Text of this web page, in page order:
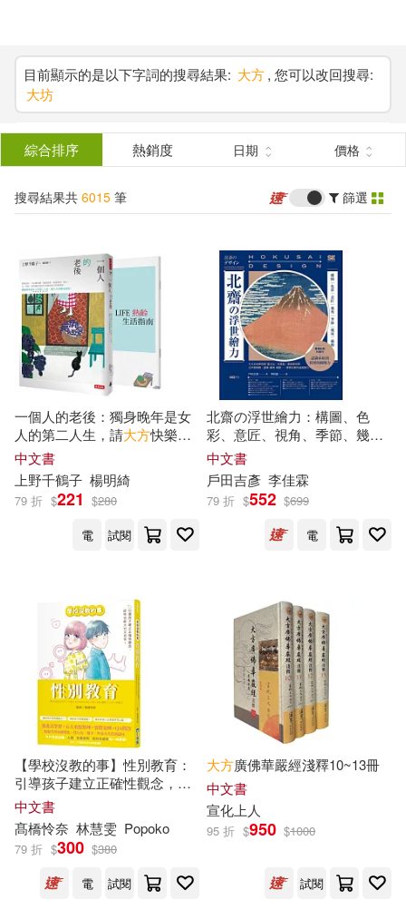
尋分類
家居生活(251) 美食(16)
3C(15)
設計文具(71)
無印良品(3) 日用清潔(8)
休閒生活(91) 婦幼生活(49)
鞋包配件(385)
寵物生活(88) 故宮精品(2)
電子書(842)
作者 (可複選)
百官網公職師資群(562)
孫萌（主編）(40) h.m.p(25)
張天啟(24)
趙錦傑（主編）(22)
大愛中西醫群(15) 洪澤(14)
盧祥之(13)
何明(11)
丁永恩(10)
張連生（主編）(10)
黃啟元等（編）(10)
(可複選)
科學出版社(102)
CBETA 財團法人佛教電子佛典基金
安徽美術出版社(67)
清華大學出版社(60)
配送方式 (可複選)
可超商取貨(3991)
可海外宅配(3875)
目前顯示的是以下字詞的搜尋結果: 大方, 您可以改回搜尋:
大坊
綜合排序 熱銷度 日期 價格
搜尋結果共 6015 筆 篩選
一個人的老後：獨身晚年是女
人的第二人生，請大方快樂地
享用!(暢銷十萬本全新改版)
中文書
上野千鶴子 楊明綺
79 折 $221 $280
電
試閱
北齋の浮世繪力：構圖、色
彩、意匠、視角、季節、幾
何、線條，7
認識家紋到妖怪的圖解力
中文書
戶田吉彥 李佳霖
79 折 $552 $699
電
【學校沒教的事】性別教育：
引導孩子建立正確性觀念，談
性也能
中文書
髙橋怜奈 林慧雯 Popoko
79 折 $300 $380
電
試閱
大方廣佛華嚴經淺釋10~13冊
中文書
宣化上人
95 折 $950 $1000
試閱